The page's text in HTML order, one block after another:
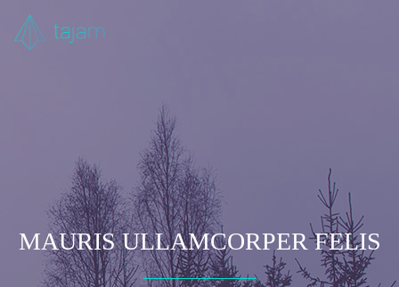
MAURIS ULLAMCORPER FELIS